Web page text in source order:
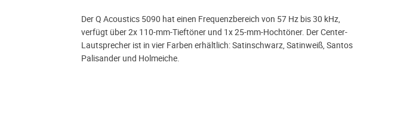
Der Q Acoustics 5090 hat einen Frequenzbereich von 57 Hz bis 30 kHz,
verfügt über 2x 110-mm-Tieftöner und 1x 25-mm-Hochtöner. Der Center-
Lautsprecher ist in vier Farben erhältlich: Satinschwarz, Satinweiß, Santos
Palisander und Holmeiche.